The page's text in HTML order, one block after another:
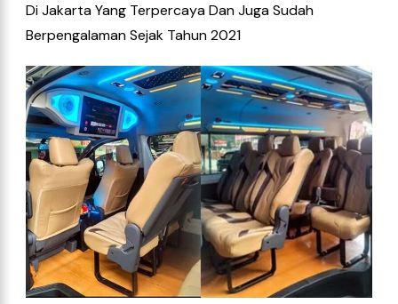
DiJakartaYang Terpercaya Dan Juga Sudah
Berpengalaman Sejak Tahun 2021